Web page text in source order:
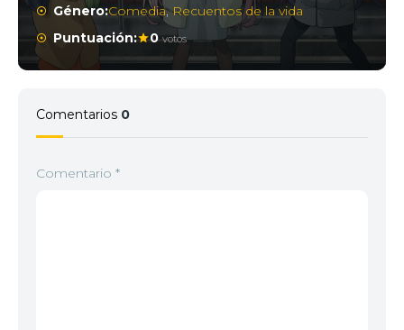
Género:Comedia,Recuentos de la vida
Puntuación:
0 votos
Comentarios 0
Comentario *